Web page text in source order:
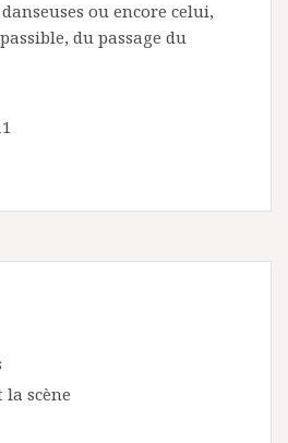
ou encore celui,
du passage du
la scène